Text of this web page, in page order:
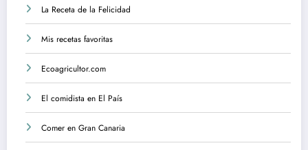
La Receta de la Felicidad
Mis recetas favoritas
Ecoagricultor.com
El comidista en El País
Comer en Gran Canaria